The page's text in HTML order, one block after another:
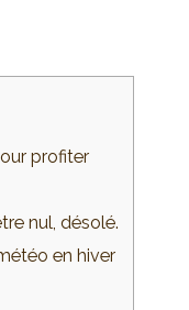
profiter
nul, désolé.
en hiver